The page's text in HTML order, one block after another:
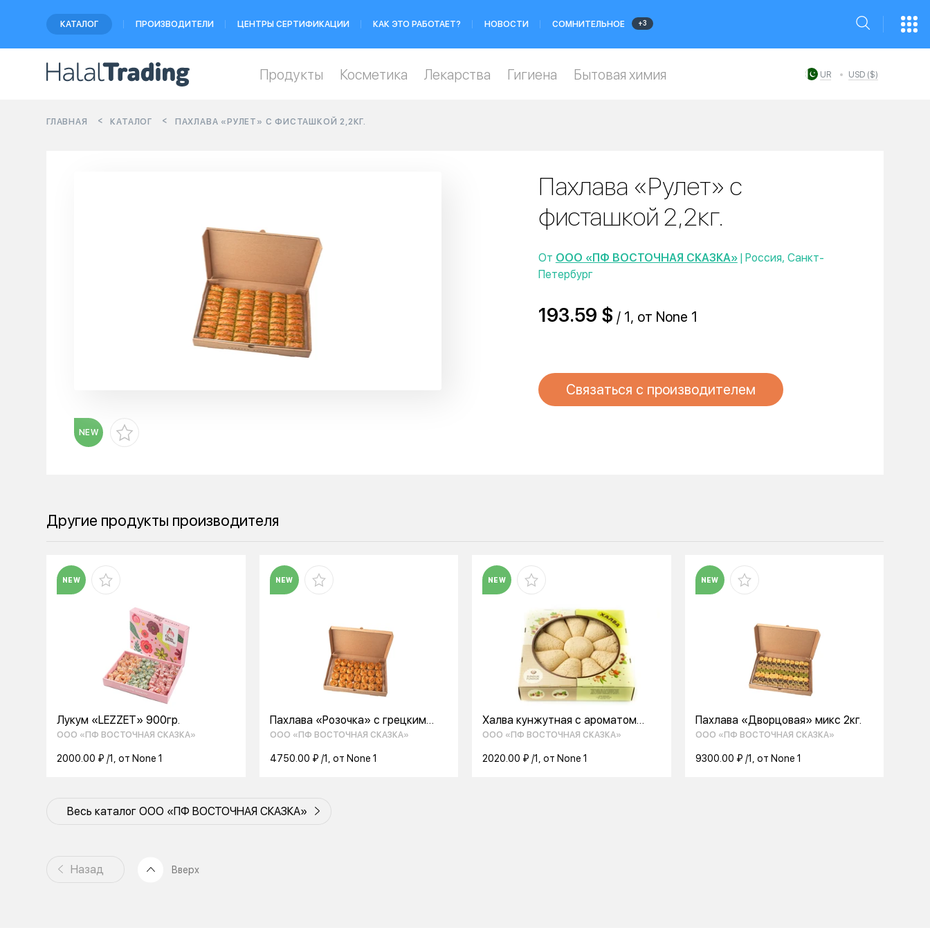
КАТАЛОГ ПРОИЗВОДИТЕЛИ ЦЕНТРЫ СЕРТИФИКАЦИИ КАК ЭТО РАБОТАЕТ? НОВОСТИ СОМНИТЕЛЬНОЕ +3
USD ($)
UR
Продукты Косметика Лекарства Гигиена Бытовая химия
ГЛАВНАЯ КАТАЛОГ ПАХЛАВА «РУЛЕТ» С ФИСТАШКОЙ 2,2КГ.
NEW
Пахлава «Рулет» с
фисташкой 2,2кг.
От ООО «ПФ ВОСТОЧНАЯ СКАЗКА»| Россия, Санкт-
Петербург
193.59 $ / 1, от None 1
Связаться с производителем
Другие продукты производителя
NEW
Лукум «LEZZET» 900гр.
ООО «ПФ ВОСТОЧНАЯ СКАЗКА»
2000.00 ₽ /1, от None 1
NEW
Пахлава «Розочка» с грецким
орехом 1,650кг
ООО «ПФ ВОСТОЧНАЯ СКАЗКА»
4750.00 ₽ /1, от None 1
NEW
Халва кунжутная с ароматом
ванили 2,5кг.
ООО «ПФ ВОСТОЧНАЯ СКАЗКА»
2020.00 ₽ /1, от None 1
NEW
Пахлава «Дворцовая» микс 2кг.
ООО «ПФ ВОСТОЧНАЯ СКАЗКА»
9300.00 ₽ /1, от None 1
Весь каталог ООО «ПФ ВОСТОЧНАЯ СКАЗКА»
Назад Вверх